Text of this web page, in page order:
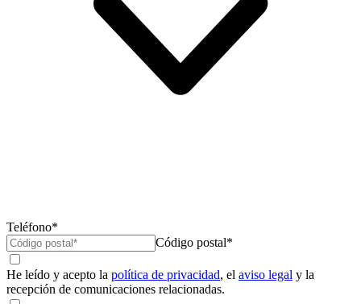
Teléfono*
Código postal*
He leído y acepto la política de privacidad, el aviso legal y la
recepción de comunicaciones relacionadas.